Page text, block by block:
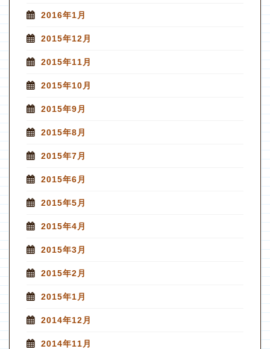
2016年1月
2015年12月
2015年11月
2015年10月
2015年9月
2015年8月
2015年7月
2015年6月
2015年5月
2015年4月
2015年3月
2015年2月
2015年1月
2014年12月
2014年11月